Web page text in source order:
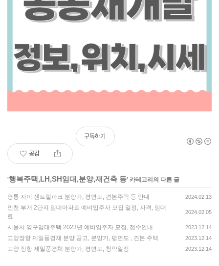
공감
구독하기
'행복주택,LH,SH임대,분양,재건축 등' 카테고리의 다른 글
영통 자이 센트럴파크 분양가, 평면도, 견본주택 등 안내 2024.02.13
인천 부개 2단지 임대아파트 예비입주자 모집 일정, 자격, 임대
료
2024.02.05
서울시 영구임대주택 2023년 예비입주자 모집, 접수안내 2023.12.14
고양장항 제일풍경채 분양 공고, 분양가, 평면도 , 견본 주택 2023.12.14
고양 장항 제일풍경채 분양가, 평면도, 청약일정 2023.12.14